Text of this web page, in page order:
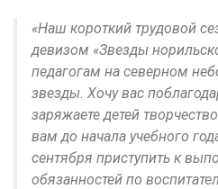
«Наш короткий трудовой
девизом «Звезды
педагогам на северном
звезды. Хочу вас
заряжаете детей
вам до начала учебного
сентября приступить к
обязанностей по